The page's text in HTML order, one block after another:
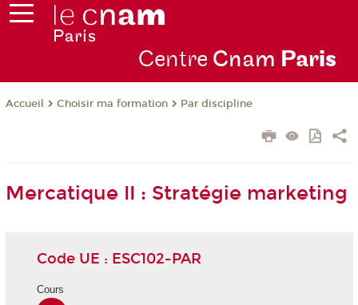
Centre Cnam Paris
Accueil Choisir ma formation Par discipline
Mercatique II : Stratégie marketing
Code UE : ESC102-PAR
Cours